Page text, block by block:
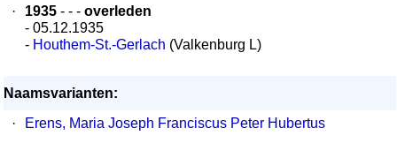
·
1935 - - - overleden
- 05.12.1935
- Houthem-St.-Gerlach (Valkenburg L)
Naamsvarianten:
·
Erens, Maria Joseph Franciscus Peter Hubertus